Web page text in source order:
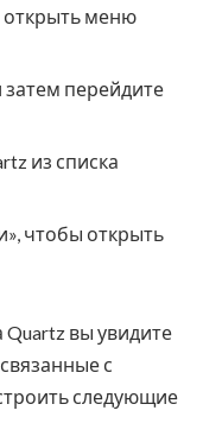
открыть меню
затем перейдите
из списка
чтобы открыть
вы увидите
с
следующие